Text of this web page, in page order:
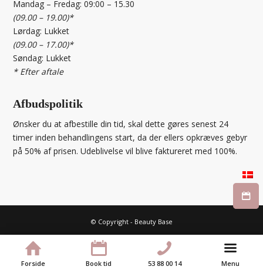
Mandag – Fredag: 09:00 – 15.30
(09.00 – 19.00)*
Lørdag: Lukket
(09.00 – 17.00)*
Søndag: Lukket
* Efter aftale
Afbudspolitik
Ønsker du at afbestille din tid, skal dette gøres senest 24
timer inden behandlingens start, da der ellers opkræves gebyr
på 50% af prisen. Udeblivelse vil blive faktureret med 100%.
Forside Book tid 53 88 00 14 Menu
© Copyright - Beauty Base